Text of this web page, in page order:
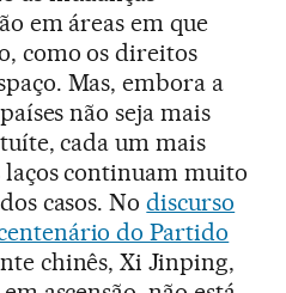
em áreas em que
como os direitos
Mas, embora a
não seja mais
cada um mais
laços continuam muito
casos. Nodiscurso
do Partido
chinês, Xi Jinping,